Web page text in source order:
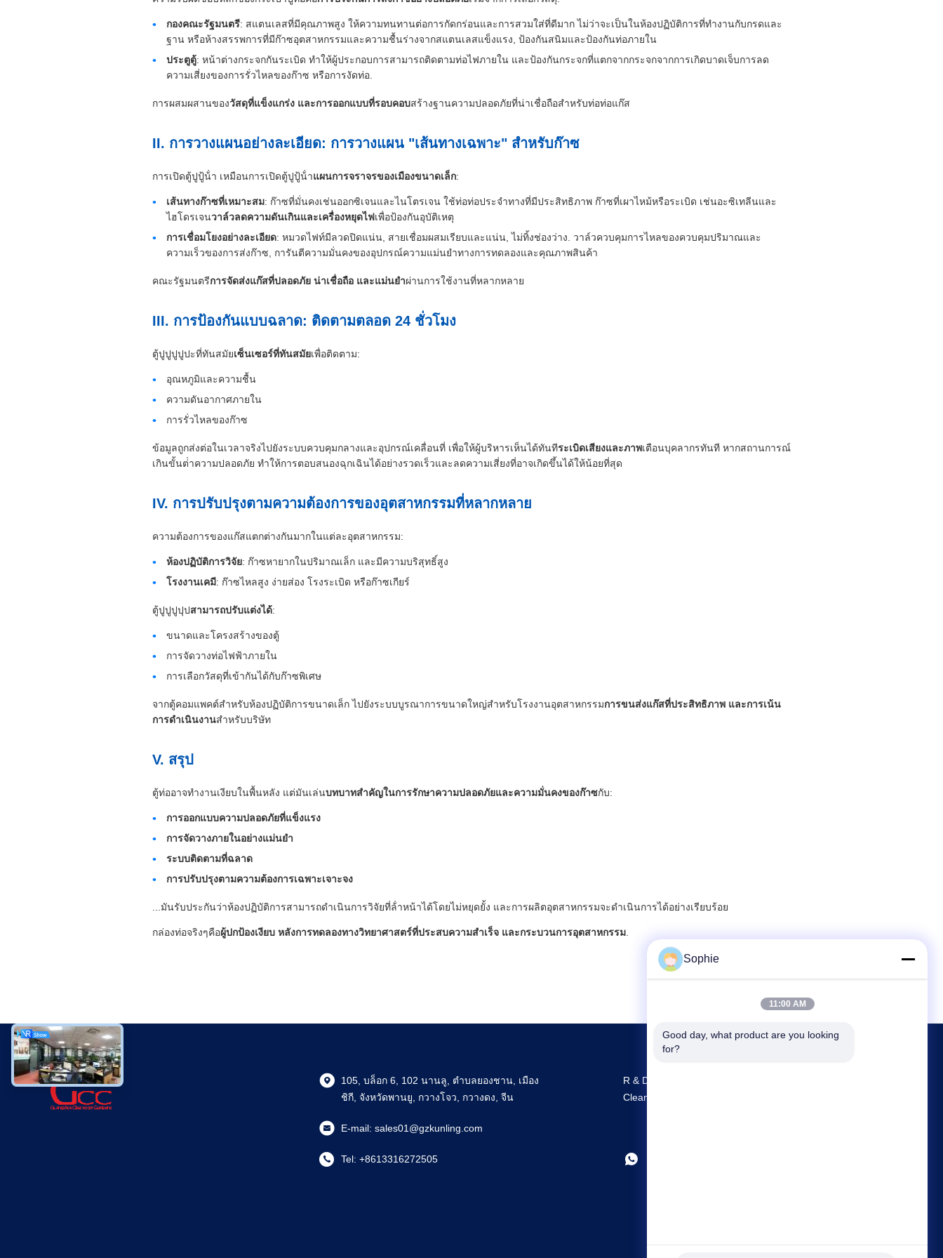
กองคณะรัฐมนตรี: สแตนเลสที่มีคุณภาพสูง ให้ความทนทานต่อการกัดกร่อนและการสวมใส่ที่ดีมาก ไม่ว่าจะเป็นในห้องปฏิบัติการที่ทํางานกับกรดและ
ฐาน หรือห้างสรรพการที่มีก๊าซอุตสาหกรรมและความชื้นร่างจากสแตนเลสแข็งแรง, ป้องกันสนิมและป้องกันท่อภายใน
ประตูตู้: หน้าต่างกระจกกันระเบิด ทําให้ผู้ประกอบการสามารถติดตามท่อไฟภายใน และป้องกันกระจกที่แตกจากกระจกจากการเกิดบาดเจ็บการลด
ความเสี่ยงของการรั่วไหลของก๊าซ หรือการงัดท่อ.
การผสมผสานของวัสดุที่แข็งแกร่ง และการออกแบบที่รอบคอบสร้างฐานความปลอดภัยที่น่าเชื่อถือสําหรับท่อท่อแก๊ส
II. การวางแผนอย่างละเอียด: การวางแผน "เส้นทางเฉพาะ" สําหรับก๊าซ
การเปิดตู้ปูปู้น้ํา เหมือนการเปิดตู้ปูปู้น้ําแผนการจราจรของเมืองขนาดเล็ก:
เส้นทางก๊าซที่เหมาะสม: ก๊าซที่มั่นคงเช่นออกซิเจนและไนโตรเจน ใช้ท่อท่อประจําทางที่มีประสิทธิภาพ ก๊าซที่เผาไหม้หรือระเบิด เช่นอะซิเทลีนและ
ไฮโดรเจนวาล์วลดความดันเกินและเครื่องหยุดไฟเพื่อป้องกันอุบัติเหตุ
การเชื่อมโยงอย่างละเอียด: หมวดไฟท์มีลวดปิดแน่น, สายเชื่อมผสมเรียบและแน่น, ไม่ทิ้งช่องว่าง. วาล์วควบคุมการไหลของควบคุมปริมาณและ
ความเร็วของการส่งก๊าซ, การันตีความมั่นคงของอุปกรณ์ความแม่นยําทางการทดลองและคุณภาพสินค้า
คณะรัฐมนตรีการจัดส่งแก๊สที่ปลอดภัย น่าเชื่อถือ และแม่นยําผ่านการใช้งานที่หลากหลาย
III. การป้องกันแบบฉลาด: ติดตามตลอด 24 ชั่วโมง
ตู้ปูปูปูปูปะที่ทันสมัยเซ็นเซอร์ที่ทันสมัยเพื่อติดตาม:
อุณหภูมิและความชื้น
ความดันอากาศภายใน
การรั่วไหลของก๊าซ
ข้อมูลถูกส่งต่อในเวลาจริงไปยังระบบควบคุมกลางและอุปกรณ์เคลื่อนที่ เพื่อให้ผู้บริหารเห็นได้ทันทีระเบิดเสียงและภาพเตือนบุคลากรทันที หากสถานการณ์
เกินขั้นต่ําความปลอดภัย ทําให้การตอบสนองฉุกเฉินได้อย่างรวดเร็วและลดความเสี่ยงที่อาจเกิดขึ้นได้ให้น้อยที่สุด
IV. การปรับปรุงตามความต้องการของอุตสาหกรรมที่หลากหลาย
ความต้องการของแก๊สแตกต่างกันมากในแต่ละอุตสาหกรรม:
ห้องปฏิบัติการวิจัย: ก๊าซหายากในปริมาณเล็ก และมีความบริสุทธิ์สูง
โรงงานเคมี: ก๊าซไหลสูง ง่ายส่อง โรงระเบิด หรือก๊าซเกียร์
ตู้ปูปูปูปุปสามารถปรับแต่งได้:
ขนาดและโครงสร้างของตู้
การจัดวางท่อไฟฟ้าภายใน
การเลือกวัสดุที่เข้ากันได้กับก๊าซพิเศษ
จากตู้คอมแพคต์สําหรับห้องปฏิบัติการขนาดเล็ก ไปยังระบบบูรณาการขนาดใหญ่สําหรับโรงงานอุตสาหกรรมการขนส่งแก๊สที่ประสิทธิภาพ และการเน้น
การดําเนินงานสําหรับบริษัท
V. สรุป
ตู้ท่ออาจทํางานเงียบในพื้นหลัง แต่มันเล่นบทบาทสําคัญในการรักษาความปลอดภัยและความมั่นคงของก๊าซกับ:
การออกแบบความปลอดภัยที่แข็งแรง
การจัดวางภายในอย่างแม่นยํา
ระบบติดตามที่ฉลาด
การปรับปรุงตามความต้องการเฉพาะเจาะจง
...มันรับประกันว่าห้องปฏิบัติการสามารถดําเนินการวิจัยที่ล้ําหน้าได้โดยไม่หยุดยั้ง และการผลิตอุตสาหกรรมจะดําเนินการได้อย่างเรียบร้อย
กล่องท่อจริงๆคือผู้ปกป้องเงียบ หลังการทดลองทางวิทยาศาสตร์ที่ประสบความสําเร็จ และกระบวนการอุตสาหกรรม
105, บล็อก 6, 102 นานลู, ตําบลยองชาน, เมือง
ชิกี, จังหวัดพานยู, กวางโจว, กวางดง, จีน
E-mail: sales01@gzkunling.com
Tel: +8613316272505
R & D และการผลิตที่ใหญ่ที่สุด Prefab
Cleanroom จําหน่ายในจีน
Sophie
11:00 AM
Good day, what product are you looking
for?